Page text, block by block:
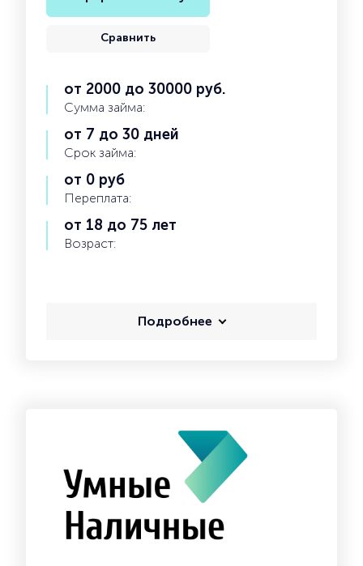
Сравнить
от 2000 до 30000 руб.
Сумма займа:
от 7 до 30 дней
Срок займа:
от 0 руб
Переплата:
от 18 до 75 лет
Возраст:
Подробнее